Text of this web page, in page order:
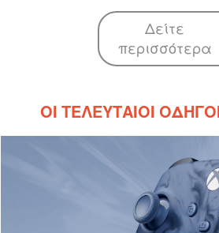
Δείτε
περισσότερα
ΟΙ ΤΕΛΕΥΤΑΊΟΙ